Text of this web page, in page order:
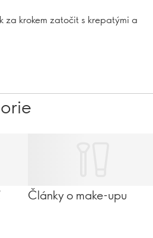
za krokem zatočit s krepatými a
Články o make-upu